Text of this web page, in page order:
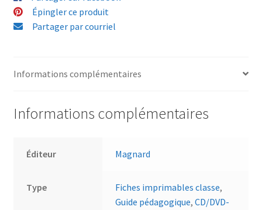
Épingler ce produit
Partager par courriel
Informations complémentaires
Informations complémentaires
Éditeur Magnard
Type Fiches imprimables classe,
Guide pédagogique,CD/DVD-